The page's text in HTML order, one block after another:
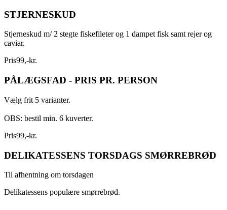
STJERNESKUD
Stjerneskud m/ 2 stegte fiskefileter og 1 dampet fisk samt rejer og
caviar.
Pris99,-kr.
PÅLÆGSFAD - PRIS PR. PERSON
Vælg frit 5 varianter.
OBS: bestil min. 6 kuverter.
Pris99,-kr.
DELIKATESSENS TORSDAGS SMØRREBRØD
Til afhentning om torsdagen
Delikatessens populære smørrebrød.